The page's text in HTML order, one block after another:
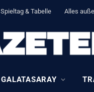
Spieltag & Tabelle Alles
GALATASARAY